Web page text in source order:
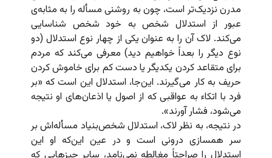
مدرن نزدیک‌تر است، چون به روشنی مسأله را به مثابه‌ی
عبور از استدلال شخص به خود شخص شناسایی
می‌کند. لاک آن را به عنوان یکی از چهار نوع استدلال (دو
نوع دیگر را بعداً خواهیم دید) معرفی می‌کند که مردم
برای متقاعد کردن یکدیگر یا دست کم برای خاموش کردن
حریف به کار می‌گیرند. این‌جا، استدلال این است که «بر
فرد با اتکاء به عواقبی که از اصول یا اذعان‌های او نتیجه
می‌شود، فشار آورند».
در نتیجه، به نظر لاک، استدلال شخص‌بنیاد مسأله‌اش بر
سر همسازی درونی است و در عین این‌که او این